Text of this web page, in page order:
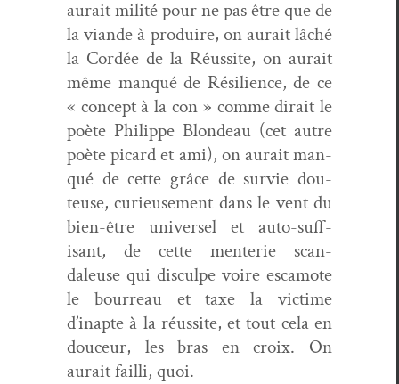
aurait mil­ité pour ne pas être que de
la viande à pro­duire, on aurait lâché
la Cordée de la Réus­site, on aurait
même man­qué de Résilience, de ce
« con­cept à la con » comme dirait le
poète Philippe Blondeau (cet autre
poète picard et ami), on aurait man­
qué de cette grâce de survie dou­
teuse, curieuse­ment dans le vent du
bien-être uni­versel et auto-suff­
isant, de cette menterie scan­
daleuse qui dis­culpe voire escamote
le bour­reau et taxe la vic­time
d’inapte à la réus­site, et tout cela en
douceur, les bras en croix. On
aurait fail­li, quoi.